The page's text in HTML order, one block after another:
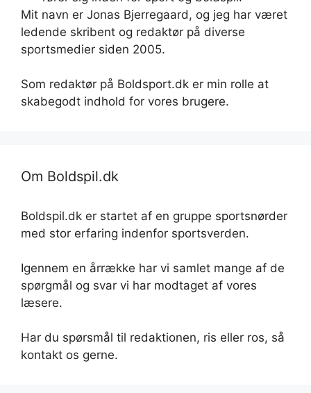
Mit navn er Jonas Bjerregaard, og jeg har været
ledende skribent og redaktør på diverse
sportsmedier siden 2005.
Som redaktør på Boldsport.dk er min rolle at
skabegodt indhold for vores brugere.
Om Boldspil.dk
Boldspil.dk er startet af en gruppe sportsnørder
med stor erfaring indenfor sportsverden.
Igennem en årrække har vi samlet mange af de
spørgmål og svar vi har modtaget af vores
læsere.
Har du spørsmål til redaktionen, ris eller ros, så
kontakt os gerne.